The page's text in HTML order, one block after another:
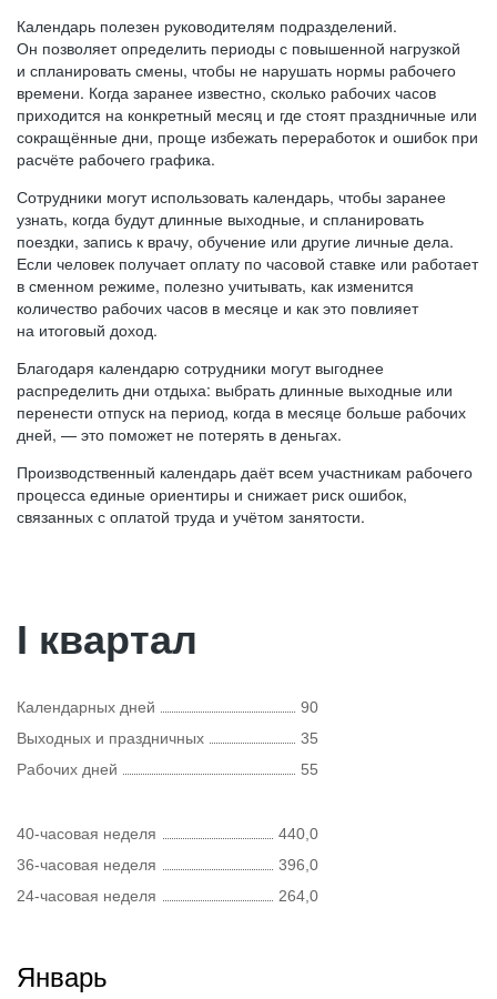
Календарь полезен руководителям подразделений.
Он позволяет определить периоды с повышенной нагрузкой
и спланировать смены, чтобы не нарушать нормы рабочего
времени. Когда заранее известно, сколько рабочих часов
приходится на конкретный месяц и где стоят праздничные или
сокращённые дни, проще избежать переработок и ошибок при
расчёте рабочего графика.
Сотрудники могут использовать календарь, чтобы заранее
узнать, когда будут длинные выходные, и спланировать
поездки, запись к врачу, обучение или другие личные дела.
Если человек получает оплату по часовой ставке или работает
в сменном режиме, полезно учитывать, как изменится
количество рабочих часов в месяце и как это повлияет
на итоговый доход.
Благодаря календарю сотрудники могут выгоднее
распределить дни отдыха: выбрать длинные выходные или
перенести отпуск на период, когда в месяце больше рабочих
дней, — это поможет не потерять в деньгах.
Производственный календарь даёт всем участникам рабочего
процесса единые ориентиры и снижает риск ошибок,
связанных с оплатой труда и учётом занятости.
I квартал
Календарных дней
90
Выходных и праздничных
35
Рабочих дней
55
40-часовая неделя
440,0
36-часовая неделя
396,0
24-часовая неделя
264,0
Январь